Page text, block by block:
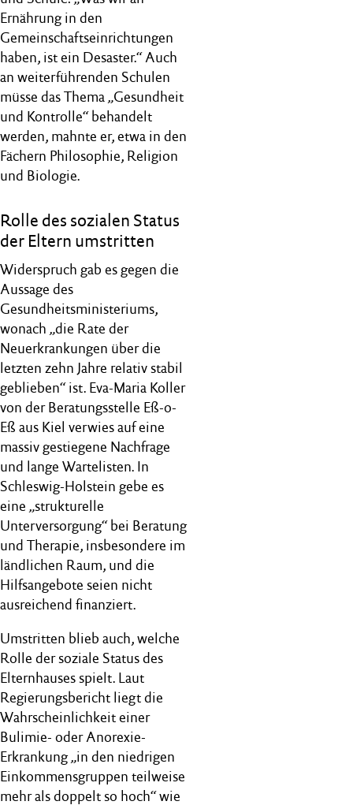
Ernährung in den
Gemeinschaftseinrichtungen
haben, ist ein Desaster.“ Auch
an weiterführenden Schulen
müsse das Thema „Gesundheit
und Kontrolle“ behandelt
werden, mahnte er, etwa in den
Fächern Philosophie, Religion
und Biologie.
Rolle des sozialen Status
der Eltern umstritten
Widerspruch gab es gegen die
Aussage des
Gesundheitsministeriums,
wonach „die Rate der
Neuerkrankungen über die
letzten zehn Jahre relativ stabil
geblieben“ ist. Eva-Maria Koller
von der Beratungsstelle Eß-o-
Eß aus Kiel verwies auf eine
massiv gestiegene Nachfrage
und lange Wartelisten. In
Schleswig-Holstein gebe es
eine „strukturelle
Unterversorgung“ bei Beratung
und Therapie, insbesondere im
ländlichen Raum, und die
Hilfsangebote seien nicht
ausreichend finanziert.
Umstritten blieb auch, welche
Rolle der soziale Status des
Elternhauses spielt. Laut
Regierungsbericht liegt die
Wahrscheinlichkeit einer
Bulimie- oder Anorexie-
Erkrankung „in den niedrigen
Einkommensgruppen teilweise
mehr als doppelt so hoch“ wie